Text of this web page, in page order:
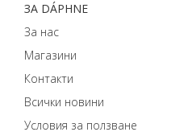
ЗA DÁPHNЕ
За нас
Магазини
Контакти
Всички новини
Условия за ползване